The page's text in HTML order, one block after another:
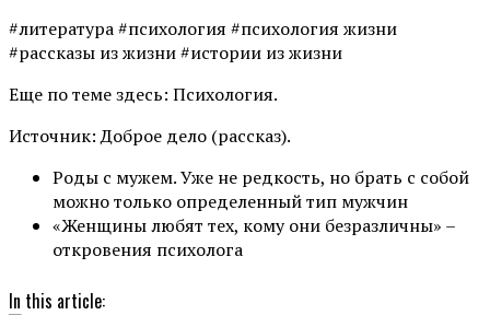
#литература #психология #психология жизни
#рассказы из жизни #истории из жизни
Еще по теме здесь: Психология.
Источник: Доброе дело (рассказ).
Poды с мужем. Уже не редкость, но брать с собой
можно только определенный тип мужчин
«Женщины любят тех, кому они безразличны» –
откровения психолога
In this article: